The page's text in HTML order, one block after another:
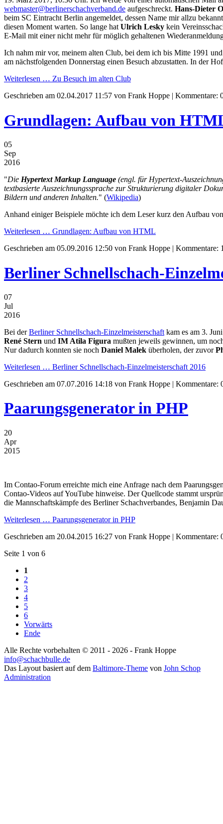
webmaster@berlinerschachverband.de aufgeschreckt. Hans-Dieter
beim SC Eintracht Berlin angemeldet, dessen Name mir allzu
diesen Moment warten. So lange hat Ulrich Lesky kein
E-Mail mit einer nicht mehr für möglich gehaltenen
Ich nahm mir vor, meinem alten Club, bei dem ich bis Mitte 1991
am nächstfolgenden Donnerstag einen Besuch abzustatten. In der
Weiterlesen … Zu Besuch im alten Club
Geschrieben am 02.04.2017 11:57 von Frank Hoppe | Kommentare:
Grundlagen: Aufbau von
05
Sep
2016
"Die Hypertext Markup Language (engl. für Hypertext-
textbasierte Auszeichnungssprache zur Strukturierung digitaler
Bildern und anderen Inhalten." (Wikipedia)
Anhand einiger Beispiele möchte ich dem Leser kurz den Aufbau
Weiterlesen … Grundlagen: Aufbau von HTML
Geschrieben am 05.09.2016 12:50 von Frank Hoppe | Kommentare:
Berliner Schnellschach-
07
Jul
2016
Bei derBerliner Schnellschach-Einzelmeisterschaft kam es am 3.
René Stern und IM Atila Figura mußten jeweils gewinnen, um
Nur dadurch konnten sie noch Daniel Malek überholen, der zuvor
Weiterlesen … Berliner Schnellschach-Einzelmeisterschaft 2016
Geschrieben am 07.07.2016 14:18 von Frank Hoppe | Kommentare:
Paarungsgenerator in PHP
20
Apr
2015
Im Contao-Forum erreichte mich eine Anfrage nach dem
Contao-Videos auf YouTube hinweise. Der Quellcode stammt
die Mannschaftskämpfe des Berliner Schachverbandes, Benjamin
Weiterlesen … Paarungsgenerator in PHP
Geschrieben am 20.04.2015 16:27 von Frank Hoppe | Kommentare:
Seite 1 von 6
1
2
3
4
5
6
Vorwärts
Ende
Alle Rechte vorbehalten © 2011 - 2026 - Frank Hoppe
info@schachbulle.de
Das Layout basiert auf dem Baltimore-Theme von John Schop
Administration